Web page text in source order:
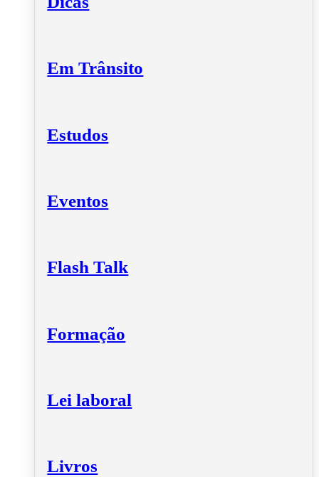
Em Trânsito
Estudos
Eventos
Flash Talk
Formação
Lei laboral
Livros